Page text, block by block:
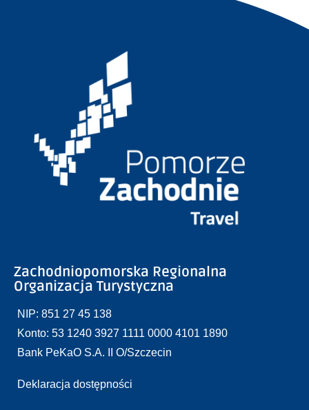
Zachodniopomorska Regionalna
Organizacja Turystyczna
NIP: 851 27 45 138
Konto: 53 1240 3927 1111 0000 4101 1890
Bank PeKaO S.A. II O/Szczecin
Deklaracja dostępności